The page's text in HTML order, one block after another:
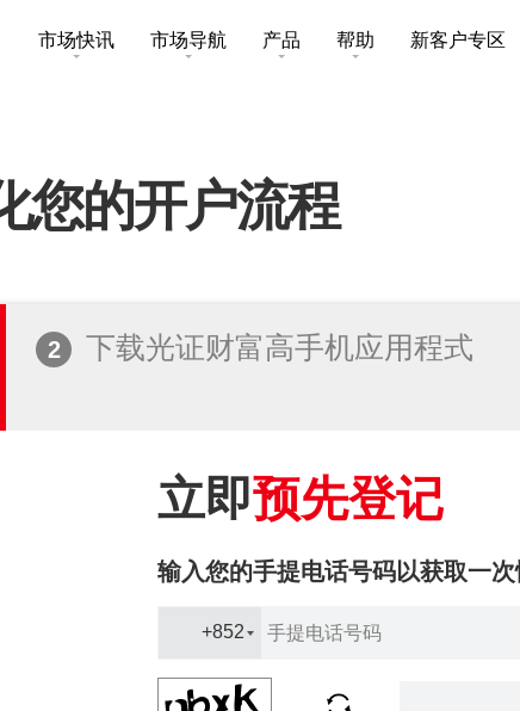
市场快讯
股票搜寻
市场资讯
新股上市
市场导航
投资速递
外汇攻略
新股快讯
产品
股票期权
帮助
光证财富高 用户指南
衍生产品知识
新客户专区
您的开户流程
2 下载光证财富高手机应用程式
立即预先登记
输入您的手提电话号码以获取一
+852